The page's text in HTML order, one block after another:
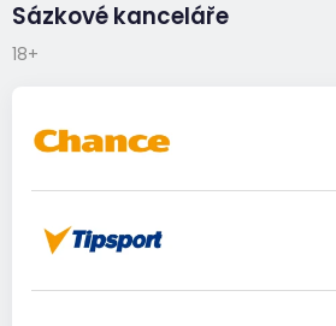
Sázkové kanceláře
18+